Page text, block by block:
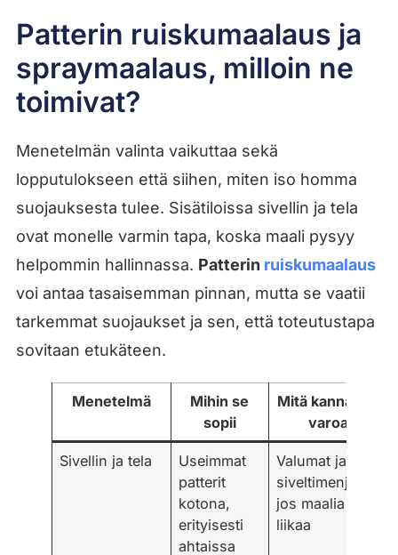
Patterin ruiskumaalaus ja
spraymaalaus, milloin ne
toimivat?
Menetelmän valinta vaikuttaa sekä
lopputulokseen että siihen, miten iso homma
suojauksesta tulee. Sisätiloissa sivellin ja tela
ovat monelle varmin tapa, koska maali pysyy
helpommin hallinnassa. Patterin ruiskumaalaus
voi antaa tasaisemman pinnan, mutta se vaatii
tarkemmat suojaukset ja sen, että toteutustapa
sovitaan etukäteen.
Menetelmä
Mihin se
sopii
Mitä kannattaa
varoa
Sivellin ja tela
Useimmat
patterit
kotona,
erityisesti
ahtaissa
Valumat ja
siveltimenjäljet,
jos maalia on
liikaa